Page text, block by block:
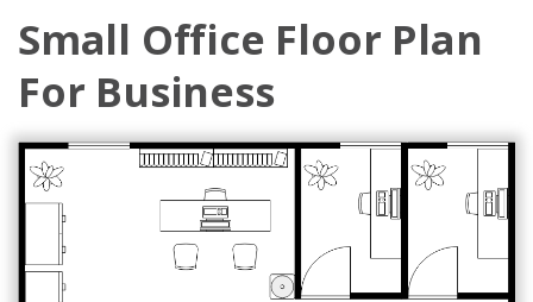
Small Office Floor Plan
For Business